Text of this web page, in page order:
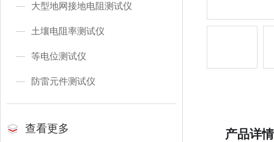
大型地网接地电阻测试仪
土壤电阻率测试仪
等电位测试仪
防雷元件测试仪
查看更多 产品详情